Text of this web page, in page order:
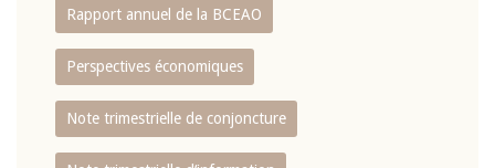
Rapport annuel de la BCEAO
Perspectives économiques
Note trimestrielle de conjoncture